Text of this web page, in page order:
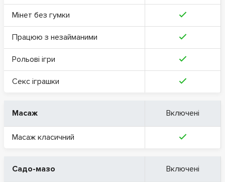
Мінет без гумки
Працюю з незайманими
Рольові ігри
Секс іграшки
Масаж Включені
Масаж класичний
Садо-мазо Включені